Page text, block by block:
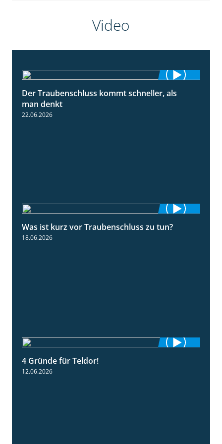
Video
2:39
Der Traubenschluss kommt schneller, als
man denkt
22.06.2026
5:04
Was ist kurz vor Traubenschluss zu tun?
18.06.2026
4 Gründe für Teldor!
12.06.2026